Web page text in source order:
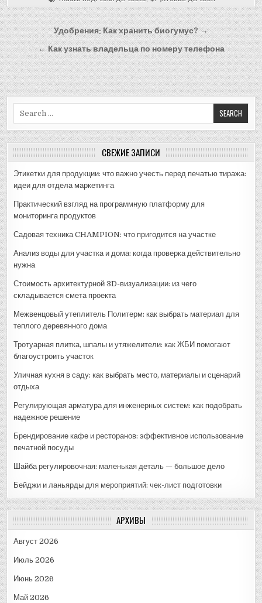
Навигация
по
записям
Удобрения: Как хранить биогумус? →
← Как узнать владельца по номеру телефона
СВЕЖИЕ ЗАПИСИ
Этикетки для продукции: что важно учесть перед печатью тиража:
идеи для отдела маркетинга
Практический взгляд на программную платформу для
мониторинга продуктов
Садовая техника CHAMPION: что пригодится на участке
Анализ воды для участка и дома: когда проверка действительно
нужна
Стоимость архитектурной 3D-визуализации: из чего
складывается смета проекта
Межвенцовый утеплитель Политерм: как выбрать материал для
теплого деревянного дома
Тротуарная плитка, шпалы и утяжелители: как ЖБИ помогают
благоустроить участок
Уличная кухня в саду: как выбрать место, материалы и сценарий
отдыха
Регулирующая арматура для инженерных систем: как подобрать
надежное решение
Брендирование кафе и ресторанов: эффективное использование
печатной посуды
Шайба регулировочная: маленькая деталь — большое дело
Бейджи и ланьярды для мероприятий: чек-лист подготовки
АРХИВЫ
Август 2026
Июль 2026
Июнь 2026
Май 2026